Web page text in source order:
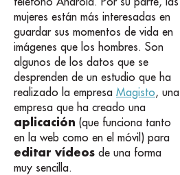
mujeres están más interesadas en
guardar sus momentos de vida en
imágenes que los hombres. Son
algunos de los datos que se
desprenden de un estudio que ha
realizado la empresa Magisto, una
empresa que ha creado una
aplicación (que funciona tanto
en la web como en el móvil) para
editar vídeos de una forma
muy sencilla.